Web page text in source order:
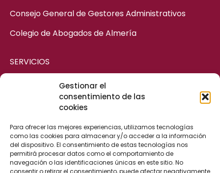
Gestionar el
consentimiento de las
cookies
Para ofrecer las mejores experiencias, utilizamos tecnologías
como las cookies para almacenar y/o acceder a la información
del dispositivo. El consentimiento de estas tecnologías nos
permitirá procesar datos como el comportamiento de
navegación o las identificaciones únicas en este sitio. No
consentir o retirar el consentimiento, puede afectar negativamente
Consejo General de Gestores Administrativos
Colegio de Abogados de Almería
SERVICIOS
ASESORÍA MERCANTIL
ASESORÍA CIVIL
ASESORÍA FISCAL Y CONTABLE
ASESORÍA LABORAL
ASESORÍA ADMINISTRATIVA